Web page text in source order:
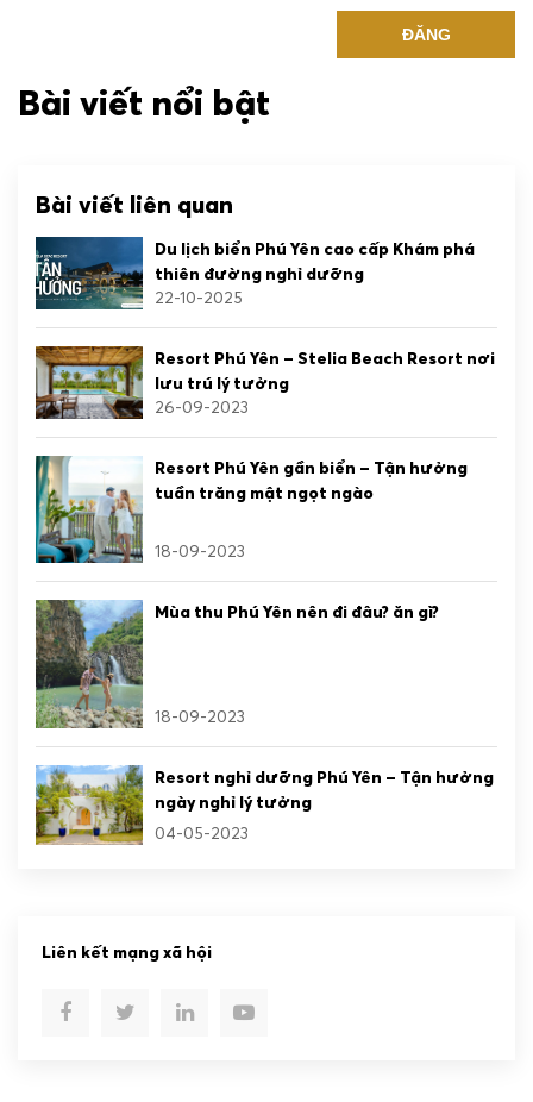
LÔ C1 ĐƯỜNG ĐỘC LẬP, P. TUY HÒA, ĐẮK LẮK
Bài viết nổi bật
Bài viết liên quan
Du lịch biển Phú Yên cao cấp Khám phá
thiên đường nghỉ dưỡng
22-10-2025
Resort Phú Yên – Stelia Beach Resort nơi
lưu trú lý tưởng
26-09-2023
Resort Phú Yên gần biển – Tận hưởng
tuần trăng mật ngọt ngào
18-09-2023
Mùa thu Phú Yên nên đi đâu? ăn gì?
18-09-2023
Resort nghỉ dưỡng Phú Yên – Tận hưởng
ngày nghỉ lý tưởng
04-05-2023
Liên kết mạng xã hội